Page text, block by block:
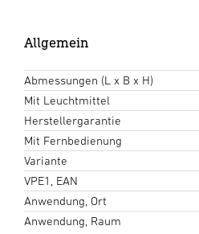
Allgemein
Abmessungen (L x B x H)
Mit Leuchtmittel
Herstellergarantie
Mit Fernbedienung
Variante
VPE1, EAN
Anwendung, Ort
Anwendung, Raum